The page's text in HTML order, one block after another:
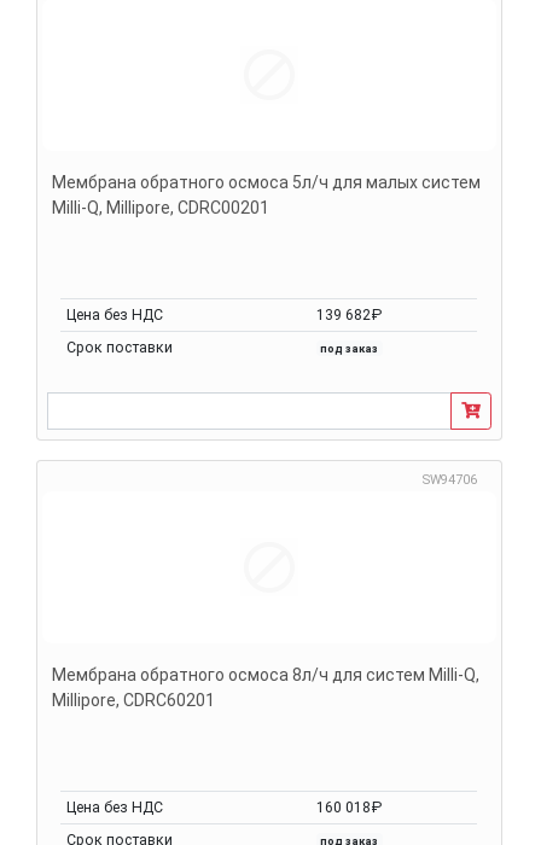
Мембрана обратного осмоса 5л/ч для малых систем
Milli-Q, Millipore, CDRC00201
Цена без НДС
139 682₽
Срок поставки
под заказ
SW94706
Мембрана обратного осмоса 8л/ч для систем Milli-Q,
Millipore, CDRC60201
Цена без НДС
160 018₽
Срок поставки
под заказ